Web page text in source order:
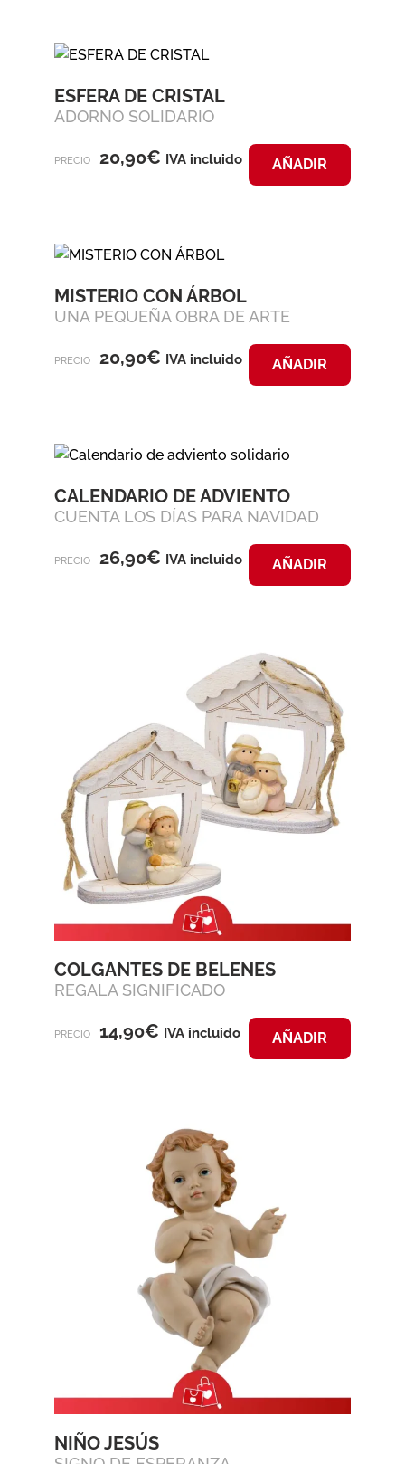
ESFERA DE CRISTAL
ADORNO SOLIDARIO
PRECIO 20,90€ IVA incluido AÑADIR
MISTERIO CON ÁRBOL
UNA PEQUEÑA OBRA DE ARTE
PRECIO 20,90€ IVA incluido AÑADIR
CALENDARIO DE ADVIENTO
CUENTA LOS DÍAS PARA NAVIDAD
PRECIO 26,90€ IVA incluido AÑADIR
COLGANTES DE BELENES
REGALA SIGNIFICADO
PRECIO 14,90€ IVA incluido AÑADIR
NIÑO JESÚS